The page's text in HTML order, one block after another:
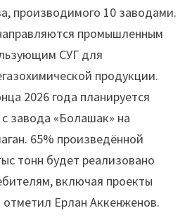
производимого 10 заводами.
промышленным
СУГ для
продукции.
2026 года планируется
завода «Болашак» на
65% произведённой
тонн будет реализовано
включая проекты
Ерлан Аккенженов.